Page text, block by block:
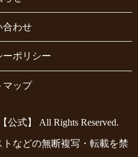
合わせ
ーポリシー
マップ
式】 All Rights Reserved.
トなどの無断複写・転載を禁